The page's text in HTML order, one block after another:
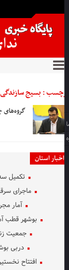
: بسیج سازندگی
گروه‌های
اخبار استان
تکمیل سه
ماجرای
آمار
بوشهر قطب
جمعیت زندان‌های
دربی
افتتاح نخستین